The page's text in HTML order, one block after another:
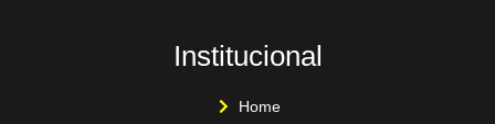
Institucional
Home